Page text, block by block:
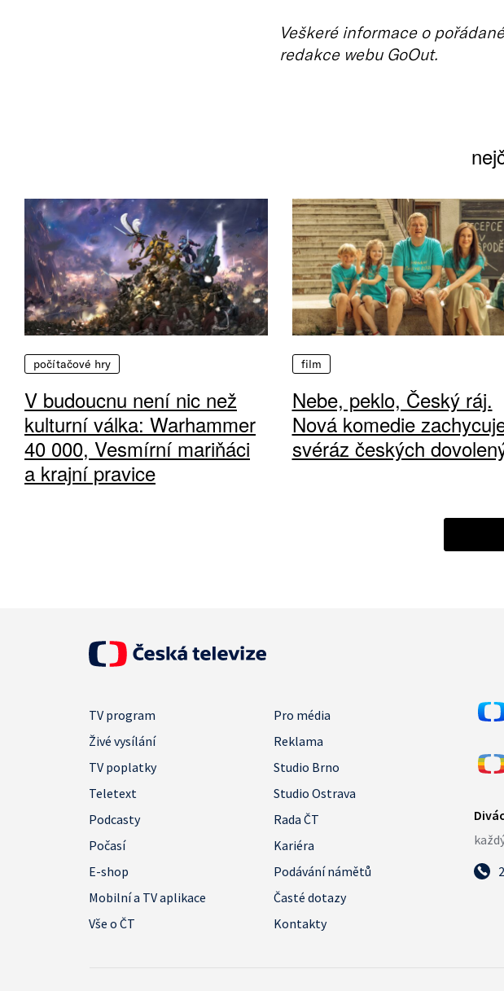
Veškeré informace o
redakce webu GoOut.
počítačové hry
V budoucnu není nic než
kulturní válka: Warhammer
40 000, Vesmírní mariňáci
a krajní pravice
film
Nebe, peklo, Český ráj.
Nová komedie
svéráz českých
TV program
Pro média
Živé vysílání
Reklama
TV poplatky
Studio Brno
Teletext
Studio Ostrava
Podcasty
Rada ČT
Počasí
Kariéra
E-shop
Podávání námětů
Mobilní a TV aplikace
Časté dotazy
Vše o ČT
Kontakty